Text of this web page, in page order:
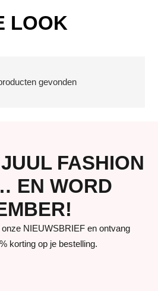
LOOK
gevonden
FASHION
EN WORD
NIEUWSBRIEF en ontvang
korting op je bestelling.